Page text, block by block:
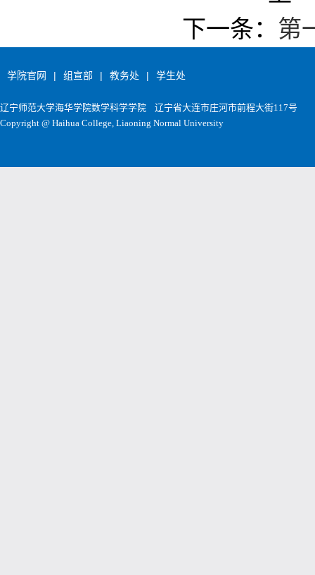
下一条： 第
学院官网 | 组宣部 | 教务处 | 学生处
辽宁师范大学海华学院数学科学学院 辽宁省大连市庄河市前程大街117号
Copyright @ Haihua College, Liaoning Normal University